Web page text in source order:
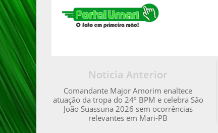
Notícia Anterior
Comandante Major Amorim enaltece
atuação da tropa do 24º BPM e celebra São
João Suassuna 2026 sem ocorrências
relevantes em Mari-PB